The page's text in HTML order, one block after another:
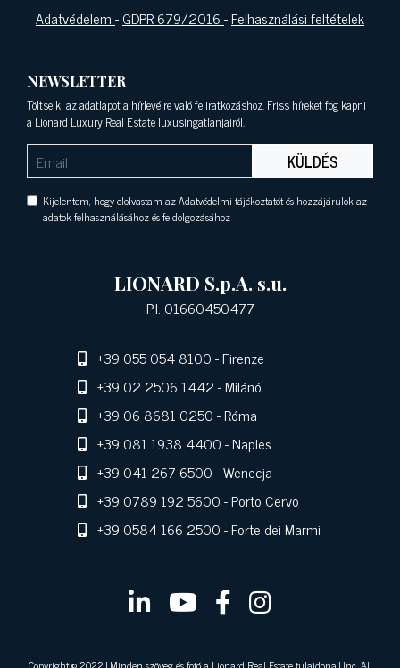
Adatvédelem-GDPR 679/2016-Felhasználási feltételek
NEWSLETTER
Töltse ki az adatlapot a hírlevélre való feliratkozáshoz. Friss híreket fog kapni
a Lionard Luxury Real Estate luxusingatlanjairól.
KÜLDÉS
Kijelentem, hogy elolvastam az Adatvédelmi tájékoztatót és hozzájárulok az
adatok felhasználásához és feldolgozásához
LIONARD S.p.A. s.u.
P.I. 01660450477
+39 055 054 8100- Firenze
+39 02 2506 1442- Milánó
+39 06 8681 0250- Róma
+39 081 1938 4400- Naples
+39 041 267 6500- Wenecja
+39 0789 192 5600- Porto Cervo
+39 0584 166 2500- Forte dei Marmi